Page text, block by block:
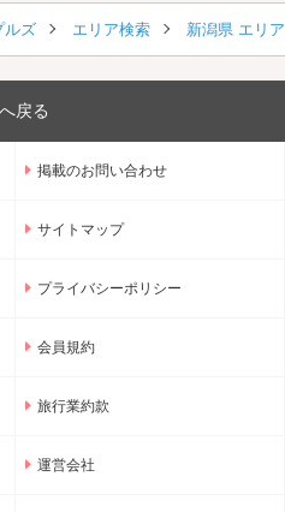
ルズ エリア検索 新潟県 エリ
戻る
掲載のお問い合わせ
サイトマップ
プライバシーポリシー
会員規約
旅行業約款
運営会社